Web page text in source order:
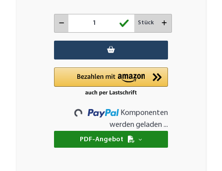
Stück
Loading...
Komponenten
werden geladen ...
PDF-Angebot